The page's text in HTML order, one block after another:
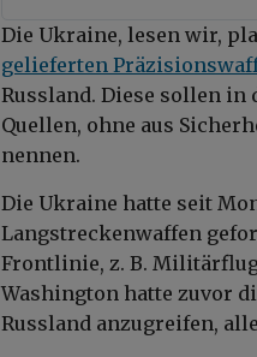
Die Ukraine, lesen wir,
gelieferten
Russland. Diese sollen in
Quellen, ohne aus
nennen.
Die Ukraine hatte seit
Langstreckenwaffen
Frontlinie, z. B.
Washington hatte zuvor
Russland anzugreifen,